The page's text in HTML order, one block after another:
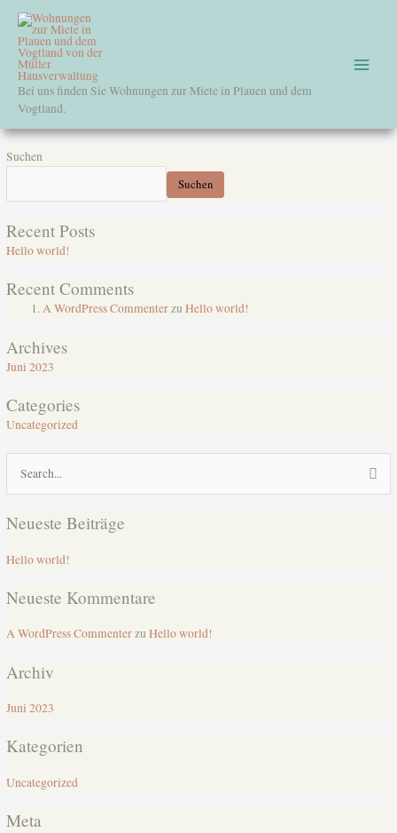
Inhalt
springen
Bei uns finden Sie Wohnungen zur Miete in Plauen und dem
Vogtland.
Suchen
Suchen
Recent Posts
Hello world!
Recent Comments
A WordPress CommenterzuHello world!
Archives
Juni 2023
Categories
Uncategorized
Suchen
nach:
Neueste Beiträge
Hello world!
Neueste Kommentare
A WordPress CommenterzuHello world!
Archiv
Juni 2023
Kategorien
Uncategorized
Meta